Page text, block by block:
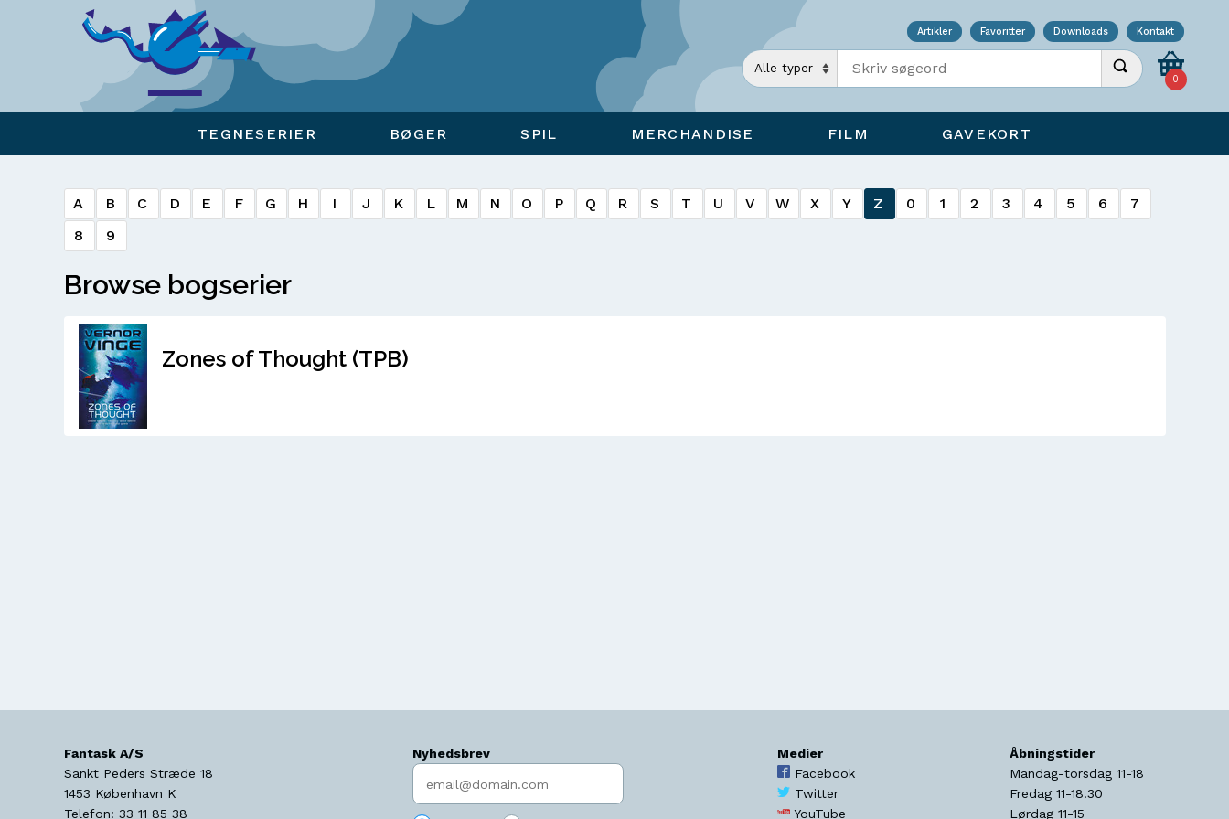
Artikler Favoritter Downloads Kontakt
Indtast søgeord Udfør søgning
0
TEGNESERIER BØGER SPIL MERCHANDISE FILM GAVEKORT
A B C D E F G H I J K L M N O P Q R S T U V W X Y Z 0 1 2 3 4 5 6
7
8
9
Browse bogserier
Zones of Thought (TPB)
Fantask A/S
Sankt Peders Stræde 18
1453 København K
Telefon: 33 11 85 38
Nyhedsbrev
Indtast søgeord
Medier
Facebook
Twitter
YouTube
Åbningstider
Mandag-torsdag 11-18
Fredag 11-18.30
Lørdag 11-15
Viser overlay for indkøbskurv